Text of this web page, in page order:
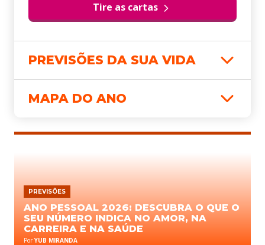
PREVISÕES
ANO PESSOAL 2026: DESCUBRA O QUE O
SEU NÚMERO INDICA NO AMOR, NA
CARREIRA E NA SAÚDE
Por YUB MIRANDA
Tire as cartas
PREVISÕES DA SUA VIDA
MAPA DO ANO